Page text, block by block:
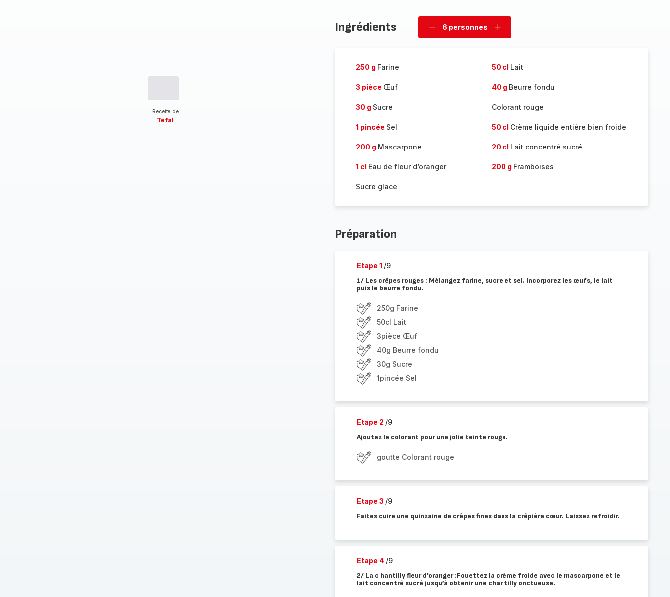
Recette de
Tefal
Ingrédients
Supprimer
6 personnes
Ajouter
250 g Farine 50 cl Lait
3 pièce Œuf 40 g Beurre fondu
30 g Sucre Colorant rouge
1 pincée Sel 50 cl Crème liquide entière bien froide
200 g Mascarpone 20 cl Lait concentré sucré
1 cl Eau de fleur d’oranger 200 g Framboises
Sucre glace
Préparation
Etape 1 /9
1/ Les crêpes rouges : Mélangez farine, sucre et sel. Incorporez les œufs, le lait
puis le beurre fondu.
250g Farine
50cl Lait
3pièce Œuf
40g Beurre fondu
30g Sucre
1pincée Sel
Etape 2 /9
Ajoutez le colorant pour une jolie teinte rouge.
goutte Colorant rouge
Etape 3 /9
Faites cuire une quinzaine de crêpes fines dans la crêpière cœur. Laissez refroidir.
Etape 4 /9
2/ La c hantilly fleur d’oranger :Fouettez la crème froide avec le mascarpone et le
lait concentré sucré jusqu’à obtenir une chantilly onctueuse.